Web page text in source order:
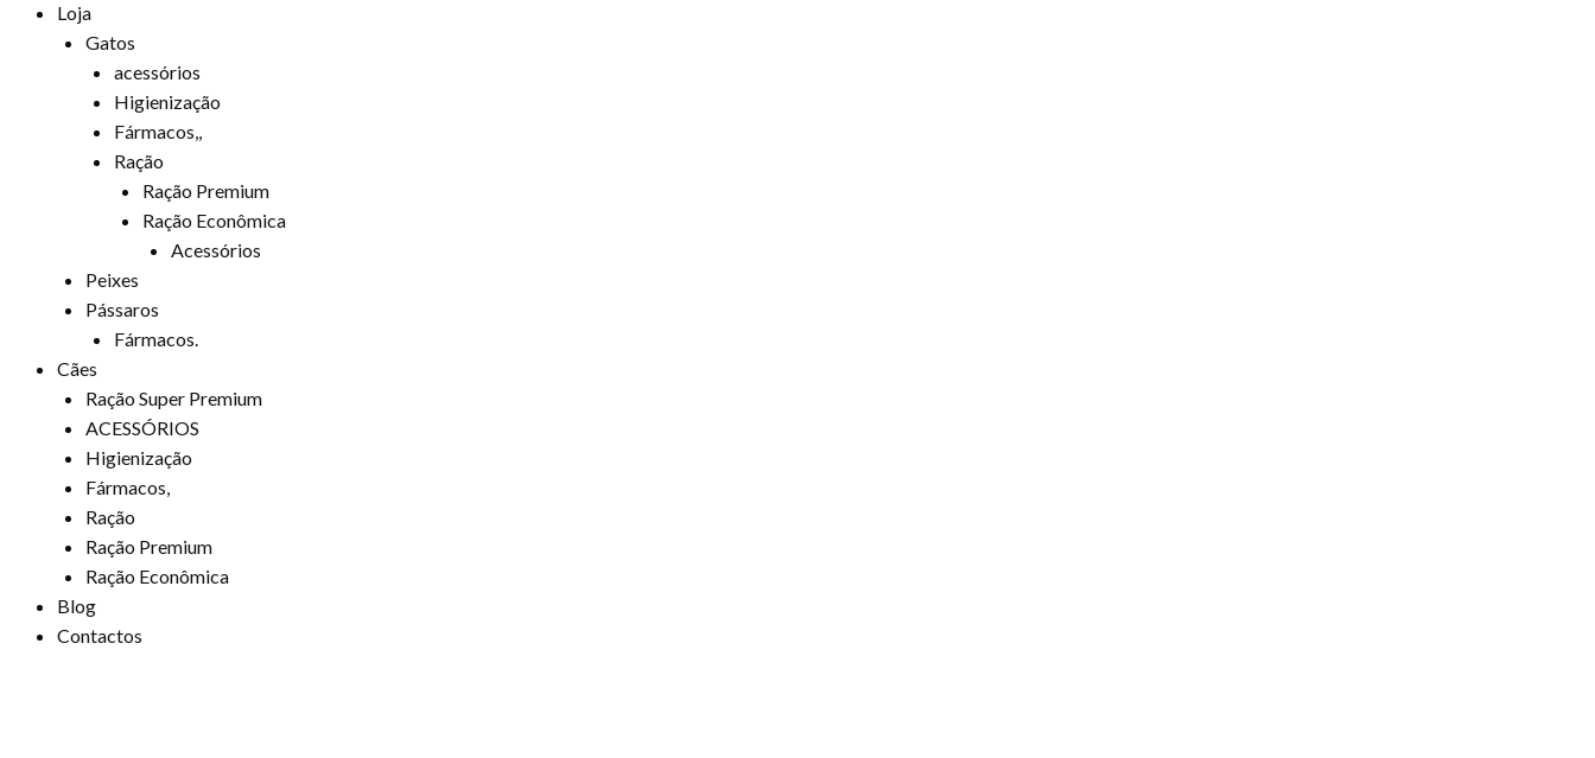
Loja
Gatos
acessórios
Higienização
Fármacos,,
Ração
Ração Premium
Ração Econômica
Acessórios
Peixes
Pássaros
Fármacos.
Cães
Ração Super Premium
ACESSÓRIOS
Higienização
Fármacos,
Ração
Ração Premium
Ração Econômica
Blog
Contactos